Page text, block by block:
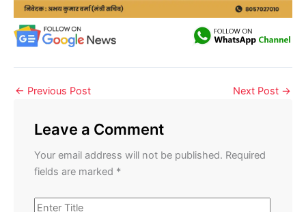
← Previous Post Next Post →
Leave a Comment
Your email address will not be published. Required
fields are marked *